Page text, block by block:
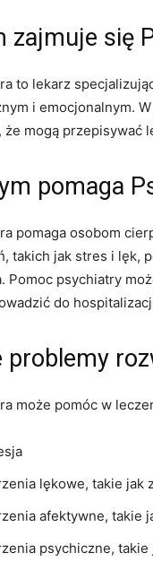
zajmuje się
to lekarz
i emocjonalnym.
że ​​mogą przepisywać
pomaga
pomaga osobom
takich jak stres i lęk,
Pomoc psychiatry
do
problemy
może pomóc w
lękowe, takie jak
afektywne, takie
psychiczne,